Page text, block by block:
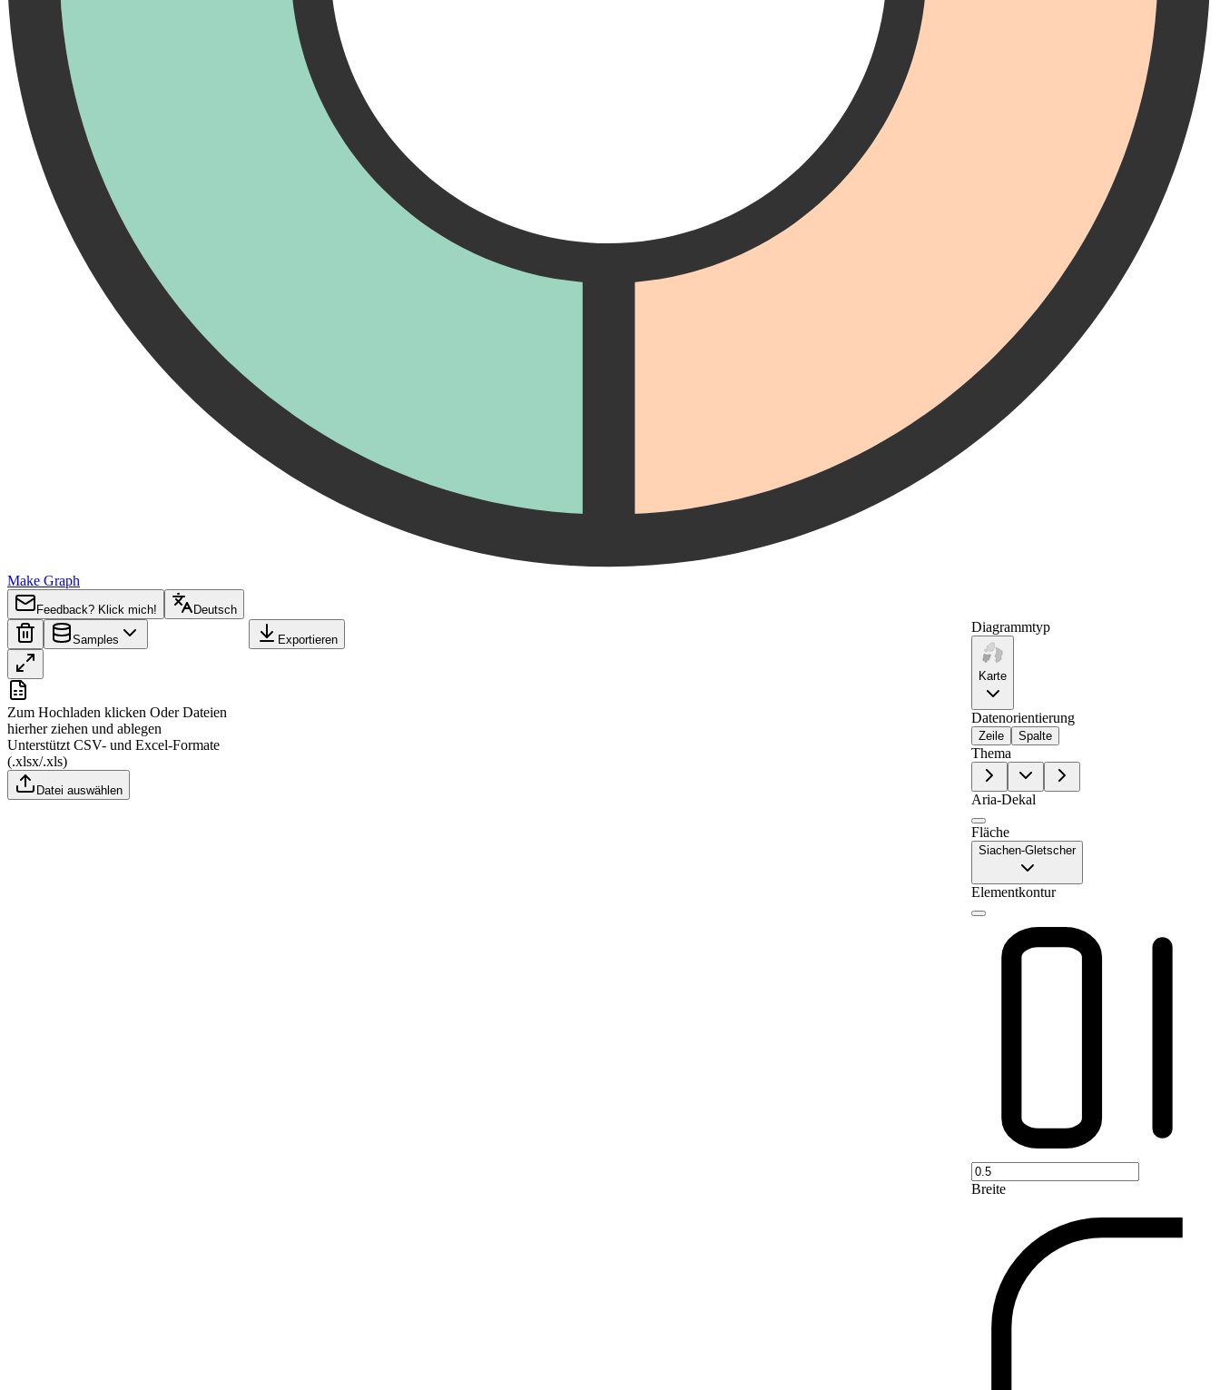
Make Graph
Feedback? Klick mich! Deutsch
Samples
Region
Value
Kashmir
0
1
2
Zum Hochladen klicken Oder Dateien
hierher ziehen und ablegen
Unterstützt CSV- und Excel-Formate
(.xlsx/.xls)
Datei auswählen
Exportieren
Diagrammtyp
Karte
Datenorientierung
Zeile Spalte
Thema
Aria-Dekal
Fläche
Siachen-Gletscher
Elementkontur
Breite